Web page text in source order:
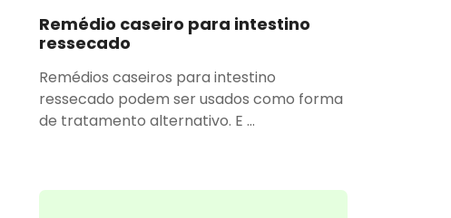
Remédio caseiro para intestino
ressecado
Remédios caseiros para intestino
ressecado podem ser usados como forma
de tratamento alternativo. E ...